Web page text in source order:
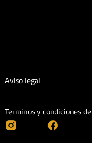
Aviso legal
Terminos y condiciones